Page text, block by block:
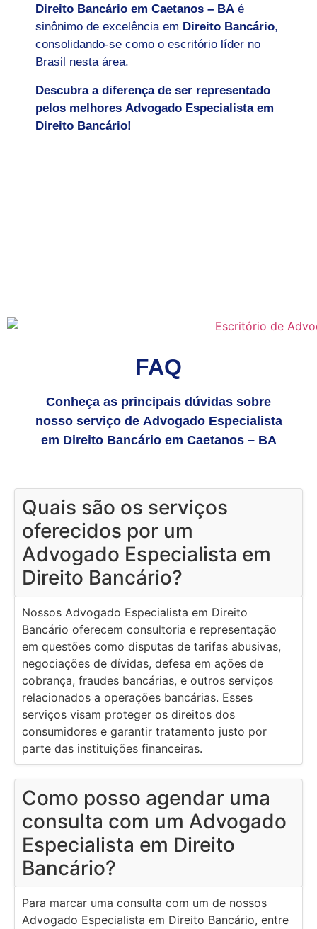
Direito Bancário em Caetanos – BA é
sinônimo de excelência em Direito Bancário,
consolidando-se como o escritório líder no
Brasil nesta área.
Descubra a diferença de ser representado
pelos melhores Advogado Especialista em
Direito Bancário!
FAQ
Conheça as principais dúvidas sobre
nosso serviço de Advogado Especialista
em Direito Bancário em Caetanos – BA
Quais são os serviços
oferecidos por um
Advogado Especialista em
Direito Bancário?
Nossos Advogado Especialista em Direito
Bancário oferecem consultoria e representação
em questões como disputas de tarifas abusivas,
negociações de dívidas, defesa em ações de
cobrança, fraudes bancárias, e outros serviços
relacionados a operações bancárias. Esses
serviços visam proteger os direitos dos
consumidores e garantir tratamento justo por
parte das instituições financeiras.
Como posso agendar uma
consulta com um Advogado
Especialista em Direito
Bancário?
Para marcar uma consulta com um de nossos
Advogado Especialista em Direito Bancário, entre